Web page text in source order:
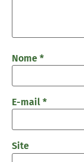
Nome *
E-mail *
Site